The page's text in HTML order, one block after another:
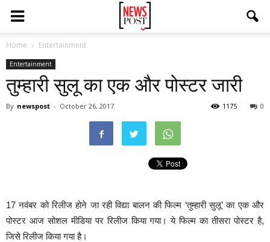
Home Entertainment
Entertainment
तुम्हारी सुलू का एक और पोस्टर जारी
By newspost - October 26, 2017 0
1175
17 नवंबर को रिलीज होने जा रही विद्या बालन की फिल्म ‘तुम्हारी सुलू’ का एक और
पोस्टर आज सोशल मीडिया पर रिलीज किया गया। ये फिल्म का तीसरा पोस्टर है,
जिसे रिलीज किया गया है।